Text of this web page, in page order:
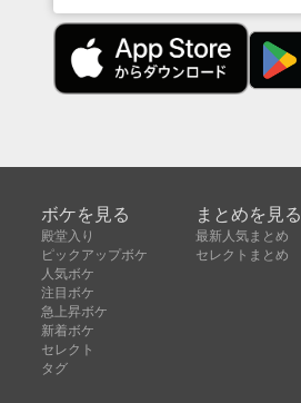
ボケを見る
殿堂入り
ピックアップボケ
人気ボケ
注目ボケ
急上昇ボケ
新着ボケ
セレクト
タグ
まとめを見る
最新人気まとめ
セレクトまとめ